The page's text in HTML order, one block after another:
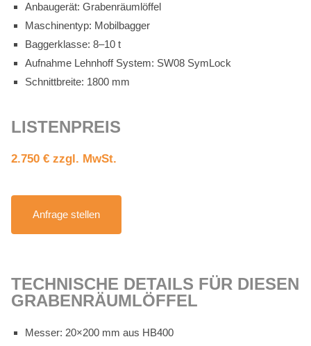
An­bau­ge­rät: Gra­ben­räum­löf­fel
Ma­schi­nen­typ: Mo­bil­bag­ger
Bag­ger­klas­se: 8–10 t
Auf­nah­me Lehn­hoff Sys­tem: SW08 Sym­Lock
Schnitt­brei­te: 1800 mm
LIS­TEN­PREIS
2.750 € zzgl. MwSt.
An­fra­ge stel­len
TECH­NI­SCHE DE­TAILS FÜR DIE­SEN
GRA­BEN­RÄUM­LÖF­FEL
Mes­ser: 20×200 mm aus HB400